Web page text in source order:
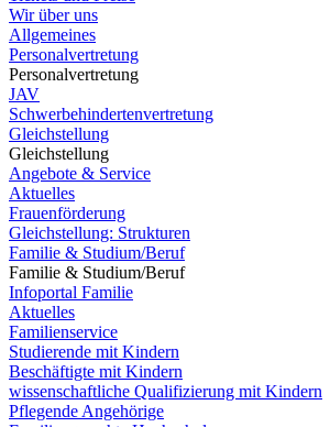
Wir über uns
Allgemeines
Personalvertretung
Personalvertretung
JAV
Schwerbehindertenvertretung
Gleichstellung
Gleichstellung
Angebote & Service
Aktuelles
Frauenförderung
Gleichstellung: Strukturen
Familie & Studium/Beruf
Familie & Studium/Beruf
Infoportal Familie
Aktuelles
Familienservice
Studierende mit Kindern
Beschäftigte mit Kindern
wissenschaftliche Qualifizierung mit Kindern
Pflegende Angehörige